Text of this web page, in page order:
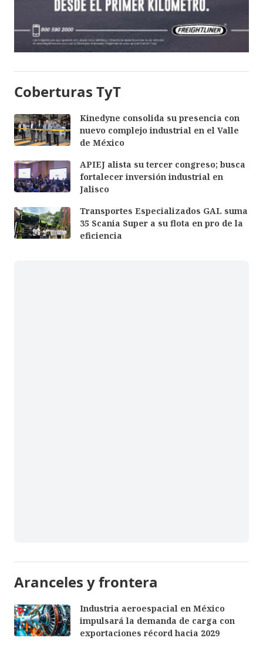
Coberturas TyT
Kinedyne consolida su presencia con
nuevo complejo industrial en el Valle
de México
APIEJ alista su tercer congreso; busca
fortalecer inversión industrial en
Jalisco
Transportes Especializados GAL suma
35 Scania Super a su flota en pro de la
eficiencia
Aranceles y frontera
Industria aeroespacial en México
impulsará la demanda de carga con
exportaciones récord hacia 2029